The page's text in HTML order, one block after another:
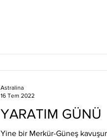
YARATIM GÜNÜ
Yine bir Merkür-Güneş
Astralina
16 Tem 2022